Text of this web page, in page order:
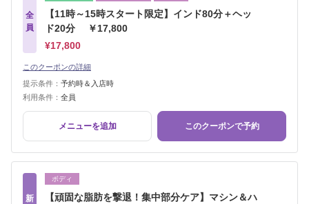
全
員
【11時～15時スタート限定】インド80分＋ヘッ
ド20分 ￥17,800
¥17,800
このクーポンの詳細
提示条件： 予約時＆入店時
利用条件： 全員
メニューを追加 このクーポンで予約
新
ボディ
【頑固な脂肪を撃退！集中部分ケア】マシン＆ハ